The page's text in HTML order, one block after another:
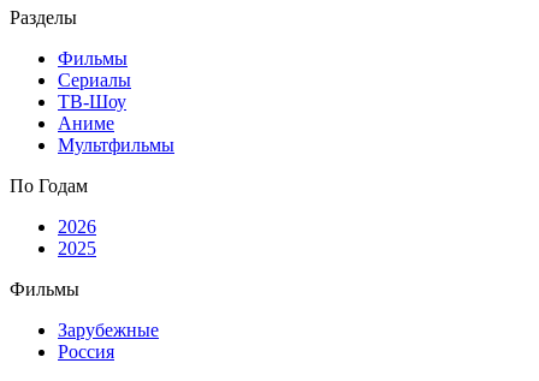
Разделы
Фильмы
Сериалы
ТВ-Шоу
Аниме
Мультфильмы
По Годам
2026
2025
Фильмы
Зарубежные
Россия